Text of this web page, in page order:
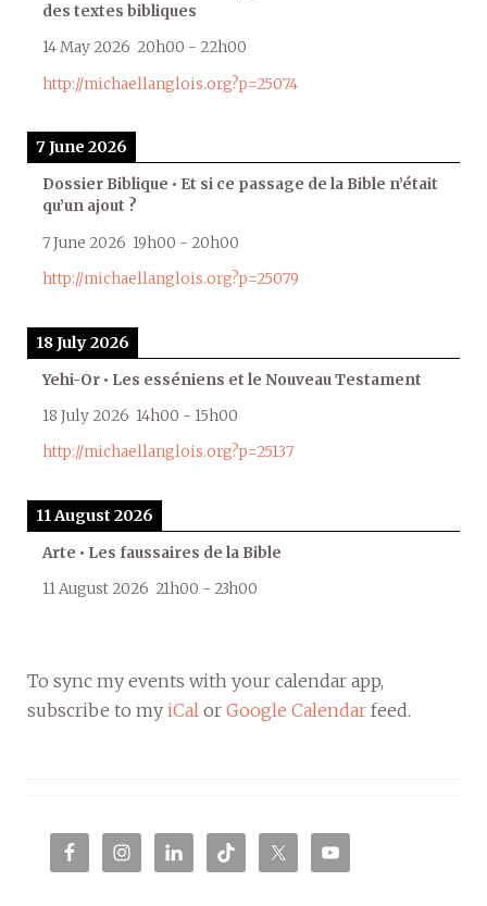
des textes bibliques
14 May 2026 20h00 - 22h00
http://michaellanglois.org?p=25074
7 June 2026
Dossier Biblique • Et si ce passage de la Bible n’était
qu’un ajout ?
7 June 2026 19h00 - 20h00
http://michaellanglois.org?p=25079
18 July 2026
Yehi-Or • Les esséniens et le Nouveau Testament
18 July 2026 14h00 - 15h00
http://michaellanglois.org?p=25137
11 August 2026
Arte • Les faussaires de la Bible
11 August 2026 21h00 - 23h00
To sync my events with your calendar app,
subscribe to my iCal or Google Calendar feed.